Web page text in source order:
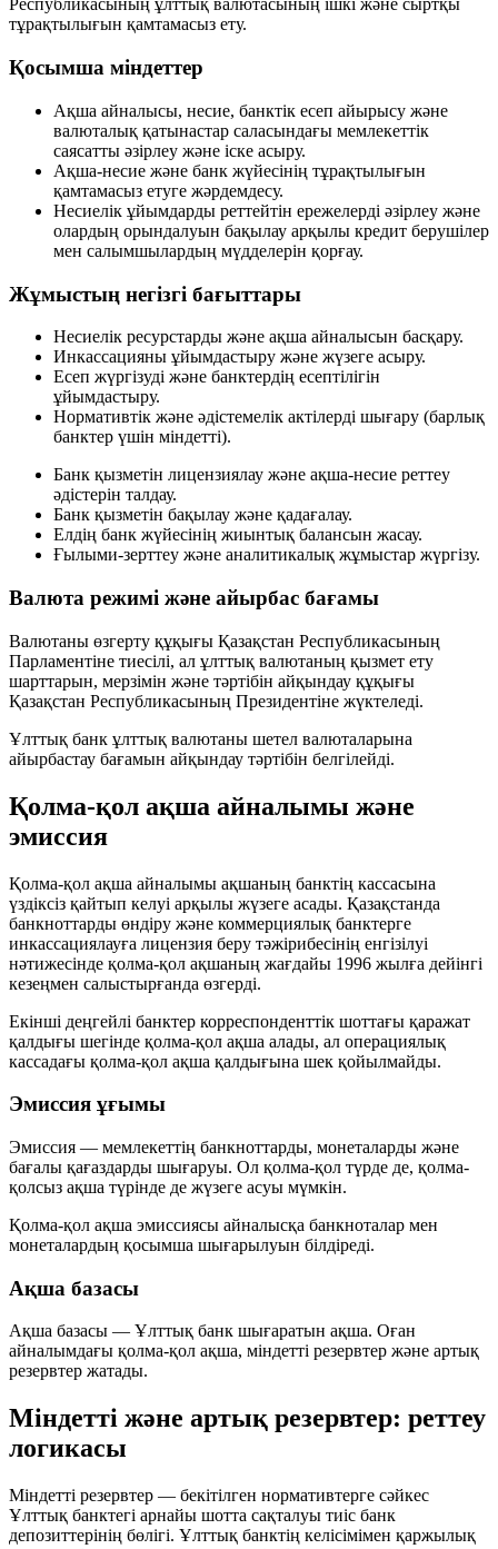
Республикасының ұлттық валютасының ішкі және сыртқы
тұрақтылығын қамтамасыз ету.
Қосымша міндеттер
Ақша айналысы, несие, банктік есеп айырысу және
валюталық қатынастар саласындағы мемлекеттік
саясатты әзірлеу және іске асыру.
Ақша-несие және банк жүйесінің тұрақтылығын
қамтамасыз етуге жәрдемдесу.
Несиелік ұйымдарды реттейтін ережелерді әзірлеу және
олардың орындалуын бақылау арқылы кредит берушілер
мен салымшылардың мүдделерін қорғау.
Жұмыстың негізгі бағыттары
Несиелік ресурстарды және ақша айналысын басқару.
Инкассацияны ұйымдастыру және жүзеге асыру.
Есеп жүргізуді және банктердің есептілігін
ұйымдастыру.
Нормативтік және әдістемелік актілерді шығару (барлық
банктер үшін міндетті).
Банк қызметін лицензиялау және ақша-несие реттеу
әдістерін талдау.
Банк қызметін бақылау және қадағалау.
Елдің банк жүйесінің жиынтық балансын жасау.
Ғылыми-зерттеу және аналитикалық жұмыстар жүргізу.
Валюта режимі және айырбас бағамы
Валютаны өзгерту құқығы Қазақстан Республикасының
Парламентіне тиесілі, ал ұлттық валютаның қызмет ету
шарттарын, мерзімін және тәртібін айқындау құқығы
Қазақстан Республикасының Президентіне жүктеледі.
Ұлттық банк ұлттық валютаны шетел валюталарына
айырбастау бағамын айқындау тәртібін белгілейді.
Қолма-қол ақша айналымы және
эмиссия
Қолма-қол ақша айналымы ақшаның банктің кассасына
үздіксіз қайтып келуі арқылы жүзеге асады. Қазақстанда
банкноттарды өндіру және коммерциялық банктерге
инкассациялауға лицензия беру тәжірибесінің енгізілуі
нәтижесінде қолма-қол ақшаның жағдайы 1996 жылға дейінгі
кезеңмен салыстырғанда өзгерді.
Екінші деңгейлі банктер корреспонденттік шоттағы қаражат
қалдығы шегінде қолма-қол ақша алады, ал операциялық
кассадағы қолма-қол ақша қалдығына шек қойылмайды.
Эмиссия ұғымы
Эмиссия — мемлекеттің банкноттарды, монеталарды және
бағалы қағаздарды шығаруы. Ол қолма-қол түрде де, қолма-
қолсыз ақша түрінде де жүзеге асуы мүмкін.
Қолма-қол ақша эмиссиясы айналысқа банкноталар мен
монеталардың қосымша шығарылуын білдіреді.
Ақша базасы
Ақша базасы — Ұлттық банк шығаратын ақша. Оған
айналымдағы қолма-қол ақша, міндетті резервтер және артық
резервтер жатады.
Міндетті және артық резервтер: реттеу
логикасы
Міндетті резервтер — бекітілген нормативтерге сәйкес
Ұлттық банктегі арнайы шотта сақталуы тиіс банк
депозиттерінің бөлігі. Ұлттық банктің келісімімен қаржылық